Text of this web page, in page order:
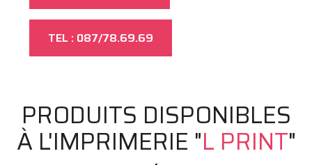
TEL : 087/78.69.69
PRODUITS DISPONIBLES
À L'IMPRIMERIE "L PRINT"